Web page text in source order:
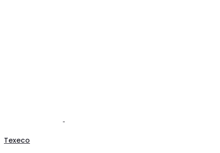
Texeco